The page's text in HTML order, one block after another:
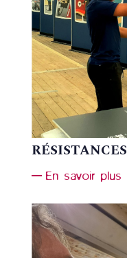
RÉSISTANCES
En savoir plus